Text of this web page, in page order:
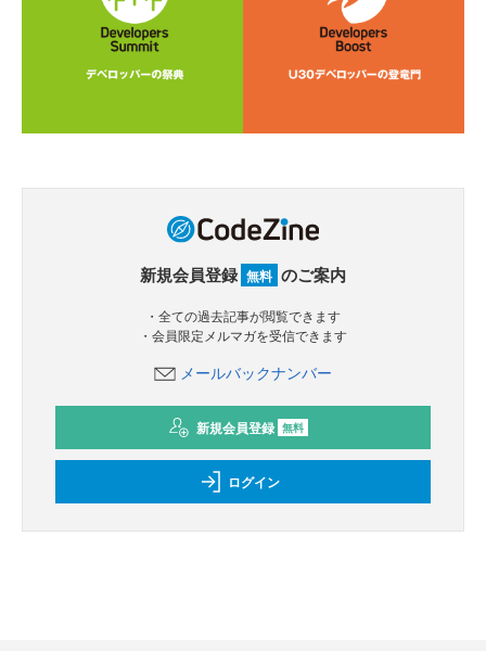
新規会員登録 無料 のご案内
・全ての過去記事が閲覧できます
・会員限定メルマガを受信できます
メールバックナンバー
新規会員登録 無料
ログイン